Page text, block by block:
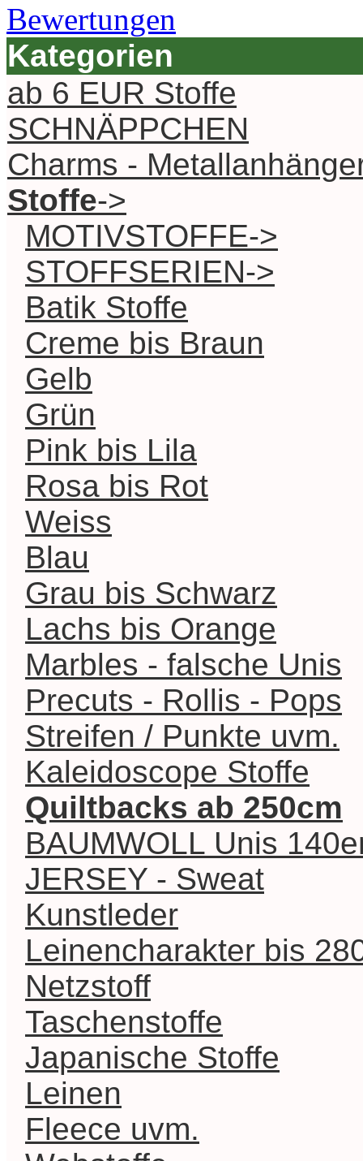
Bewertungen
Kategorien
ab 6 EUR Stoffe
SCHNÄPPCHEN
Charms -
Stoffe->
MOTIVSTOFFE->
STOFFSERIEN->
Batik Stoffe
Creme bis Braun
Gelb
Grün
Pink bis Lila
Rosa bis Rot
Weiss
Blau
Grau bis Schwarz
Lachs bis Orange
Marbles - falsche Unis
Precuts - Rollis - Pops
Streifen / Punkte uvm.
Kaleidoscope Stoffe
Quiltbacks ab 250cm
BAUMWOLL Unis
JERSEY - Sweat
Kunstleder
Leinencharakter bis
Netzstoff
Taschenstoffe
Japanische Stoffe
Leinen
Fleece uvm.